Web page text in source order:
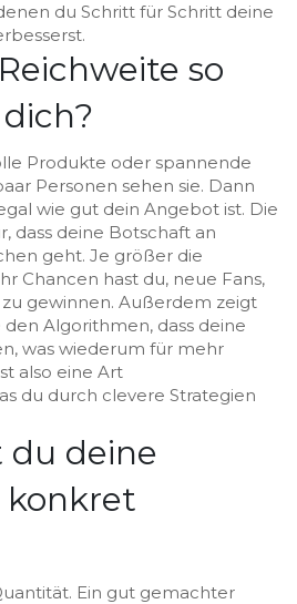
du Schritt für Schritt deine
so
Produkte oder spannende
Personen sehen sie. Dann
wie gut dein Angebot ist. Die
dass deine Botschaft an
geht. Je größer die
Chancen hast du, neue Fans,
gewinnen. Außerdem zeigt
Algorithmen, dass deine
was wiederum für mehr
also eine Art
du durch clevere Strategien
du deine
konkret
Ein gut gemachter